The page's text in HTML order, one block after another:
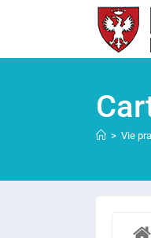
> Vie